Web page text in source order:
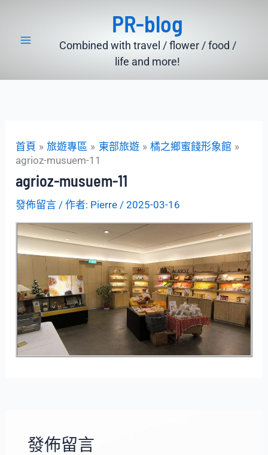
PR-blog
Combined with travel / flower / food /
life and more!
首頁 旅遊專區 東部旅遊
橘之鄉蜜餞形象館
agrioz-musuem-11
agrioz-musuem-11
發佈留言 / 作者: Pierre /2025-03-16
發佈留言